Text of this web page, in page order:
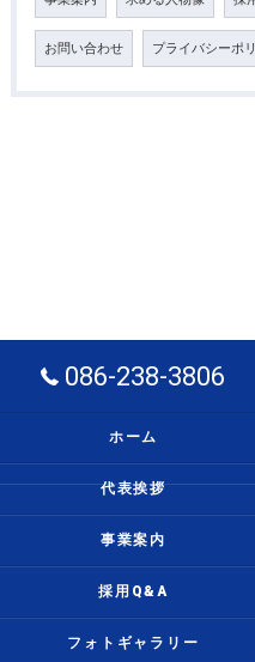
お問い合わせ プライバシーポ
086-238-3806
ホーム
代表挨拶
事業案内
採用Q&A
フォトギャラリー